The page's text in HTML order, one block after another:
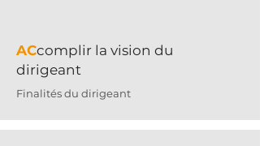
ACcomplir la vision du
dirigeant
Finalités du dirigeant